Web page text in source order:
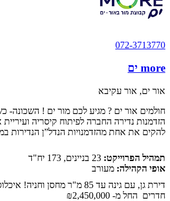
072-3713770
more ים
אור ים, אור עקיבא
חולמים אור ים ? מגיע לכם מור ים ! השכונה-
הזדמנות נדירה החברה לפיתוח קיסריה
להקים את אחת מהזדמנויות הנדל”ן הנדירות
תמהיל הפרוייקט:
אופי הקהילה: מעורב
חדרים החל מ- ₪2,450,000